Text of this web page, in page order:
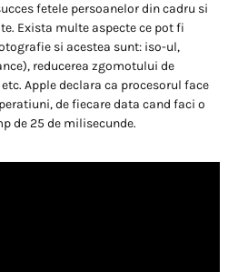
fetele persoanelor din cadru si
Exista multe aspecte ce pot fi
si acestea sunt: iso-ul,
reducerea zgomotului de
Apple declara ca procesorul face
de fiecare data cand faci o
de 25 de milisecunde.